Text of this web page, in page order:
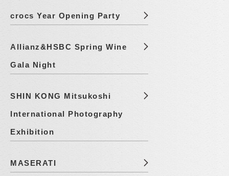
crocs Year Opening Party
Allianz&HSBC Spring Wine
Gala Night
SHIN KONG Mitsukoshi
International Photography
Exhibition
MASERATI